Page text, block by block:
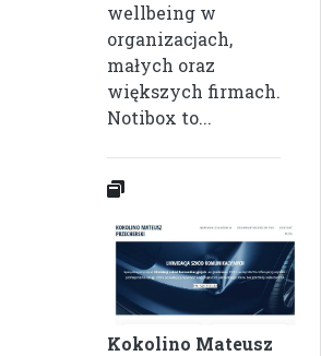
wellbeing w
organizacjach,
małych oraz
większych firmach.
Notibox to...
Kokolino Mateusz